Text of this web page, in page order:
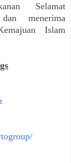
Selamat
menerima
Islam